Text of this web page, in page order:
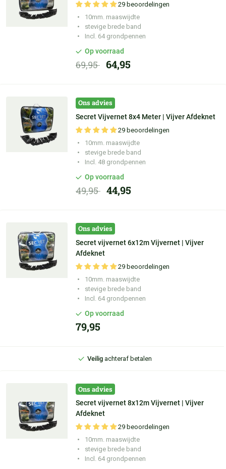
29 beoordelingen
10mm. maaswijdte
stevige brede band
Incl. 64 grondpennen
Op voorraad
69,95 64,95
Ons advies
Secret Vijvernet 8x4 Meter | Vijver Afdeknet
29 beoordelingen
10mm. maaswijdte
stevige brede band
Incl. 48 grondpennen
Op voorraad
49,95 44,95
Ons advies
Secret vijvernet 6x12m Vijvernet | Vijver
Afdeknet
29 beoordelingen
10mm. maaswijdte
stevige brede band
Incl. 64 grondpennen
Op voorraad
79,95
Persoonlijkeadviezen
100 dagen
Veilig achteraf betalen
Ons advies
Secret vijvernet 8x12m Vijvernet | Vijver
Afdeknet
29 beoordelingen
10mm. maaswijdte
stevige brede band
Incl. 64 grondpennen